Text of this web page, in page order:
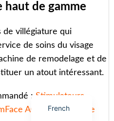
haut de gamme
de villégiature qui
de soins du visage
de remodelage et de
un atout intéressant.
: Stimulateurs
A0271-F à vendre
French
English
Spanish
Russian
Portuguese
Japanese
German